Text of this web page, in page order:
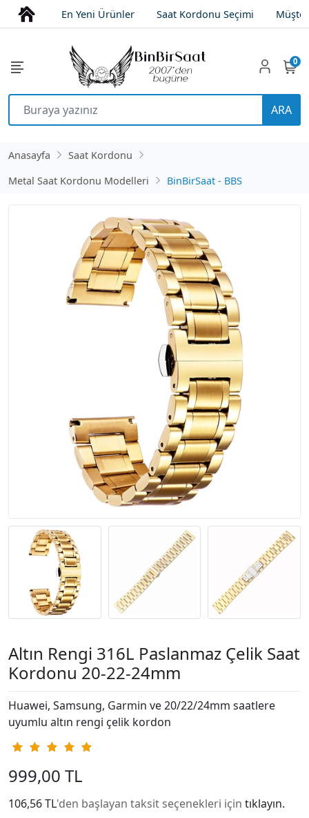
En Yeni Ürünler Saat Kordonu Seçimi
ARA
0
Anasayfa
Saat Kordonu
Metal Saat Kordonu Modelleri
BinBirSaat - BBS
Altın Rengi 316L Paslanmaz Çelik Saat
Kordonu 20-22-24mm
Huawei, Samsung, Garmin ve 20/22/24mm saatlere
uyumlu altın rengi çelik kordon
999,00 TL
106,56 TL'den başlayan taksit seçenekleri için tıklayın.